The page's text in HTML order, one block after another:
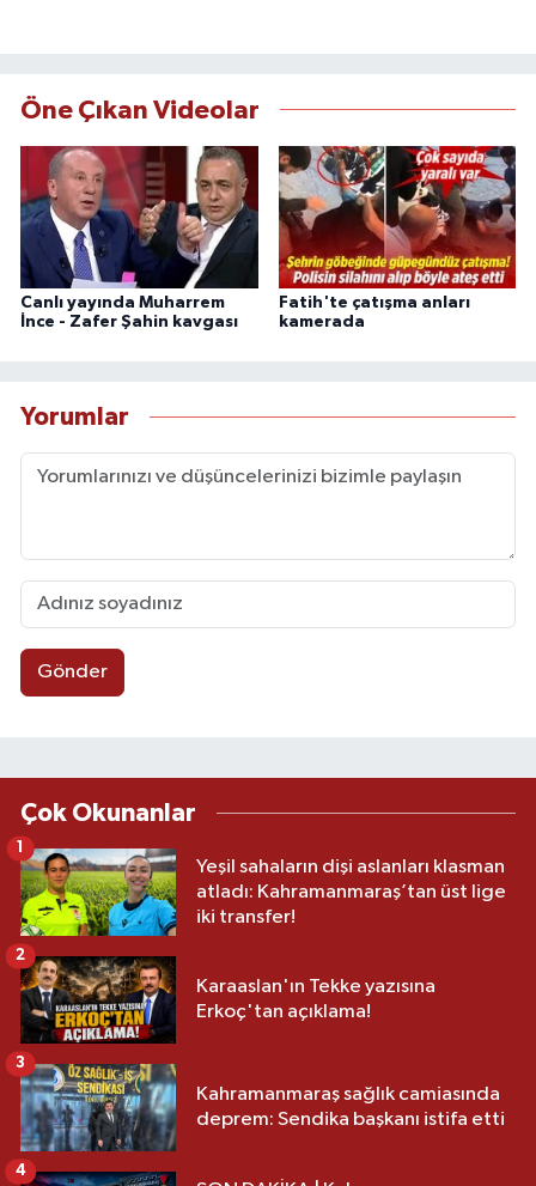
Öne Çıkan Videolar
Canlı yayında Muharrem
İnce - Zafer Şahin kavgası
Fatih'te çatışma anları
kamerada
Yorumlar
Gönder
Çok Okunanlar
Yeşil sahaların dişi aslanları klasman
atladı: Kahramanmaraş’tan üst lige
iki transfer!
1
Karaaslan'ın Tekke yazısına
Erkoç'tan açıklama!
2
Kahramanmaraş sağlık camiasında
deprem: Sendika başkanı istifa etti
3
4